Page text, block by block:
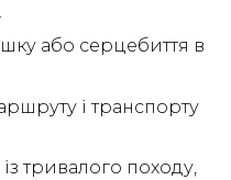
або серцебиття в
і транспорту
тривалого походу,